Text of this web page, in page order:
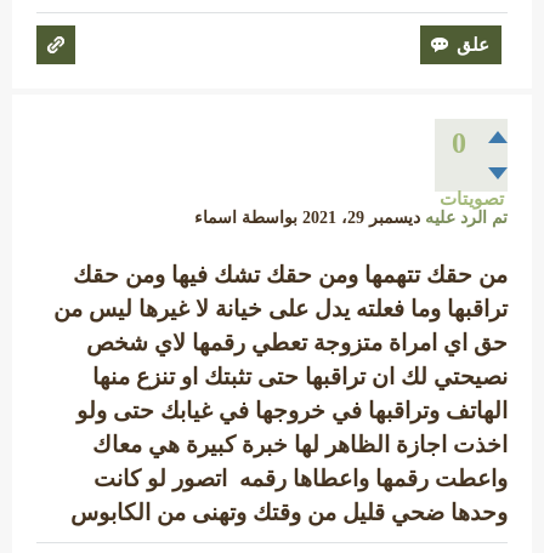
0
تصويتات
تم الرد عليه ديسمبر 29، 2021 بواسطة اسماء
من حقك تتهمها ومن حقك تشك فيها ومن حقك
تراقبها وما فعلته يدل على خيانة لا غيرها ليس من
حق اي امراة متزوجة تعطي رقمها لاي شخص
نصيحتي لك ان تراقبها حتى تثبتك او تنزع منها
الهاتف وتراقبها في خروجها في غيابك حتى ولو
اخذت اجازة الظاهر لها خبرة كبيرة هي معاك
واعطت رقمها واعطاها رقمه اتصور لو كانت
وحدها ضحي قليل من وقتك وتهنى من الكابوس